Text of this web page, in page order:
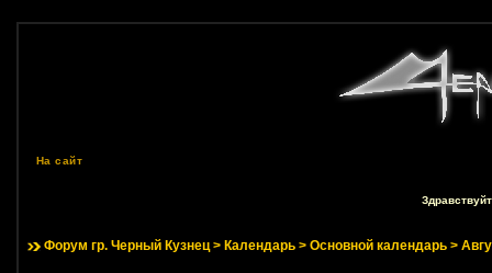
На сайт
Форум гр. Черный Кузнец> Календарь> Основной календарь>